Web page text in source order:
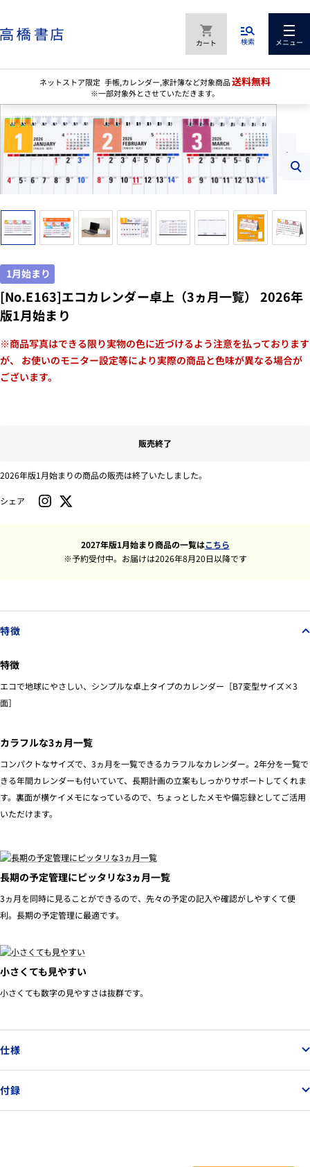
テ
キ
ッ
プ
高
式
オ
ン
ラ
イ
ッ
プ
検索
カート
ナ
ビ
ゲ
メニュー
ネットストア限定 手帳,カレンダー,家計簿など対象商品送料無料
※一部対象外とさせていただきます。
ズ
イ
ン
1月始まり
[No.E163]エコカレンダー卓上（3ヵ月一覧） 2026年
版1月始まり
※商品写真はできる限り実物の色に近づけるよう注意を払っております
が、 お使いのモニター設定等により実際の商品と色味が異なる場合が
ございます。
販売終了
2026年版1月始まりの商品の販売は終了いたしました。
シェア
2027年版1月始まり商品の一覧はこちら
※予約受付中。お届けは2026年8月20日以降です
特徴
特徴
エコで地球にやさしい、シンプルな卓上タイプのカレンダー［B7変型サイズ×3
面］
カラフルな3ヵ月一覧
コンパクトなサイズで、3ヵ月を一覧できるカラフルなカレンダー。2年分を一覧で
きる年間カレンダーも付いていて、長期計画の立案もしっかりサポートしてくれま
す。裏面が横ケイメモになっているので、ちょっとしたメモや備忘録としてご活用
いただけます。
長期の予定管理にピッタリな3ヵ月一覧
3ヵ月を同時に見ることができるので、先々の予定の記入や確認がしやすくて便
利。長期の予定管理に最適です。
小さくても見やすい
小さくても数字の見やすさは抜群です。
仕様
付録